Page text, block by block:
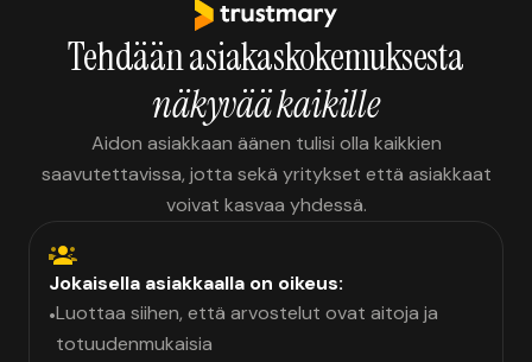
Tehdään asiakaskokemuksesta
näkyvää kaikille
Aidon asiakkaan äänen tulisi olla kaikkien
saavutettavissa, jotta sekä yritykset että asiakkaat
voivat kasvaa yhdessä.
Jokaisella asiakkaalla on oikeus:
•Luottaa siihen, että arvostelut ovat aitoja ja
totuudenmukaisia